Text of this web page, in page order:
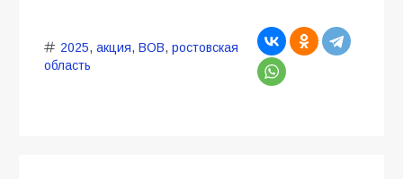
2025, акция, ВОВ, ростовская
область